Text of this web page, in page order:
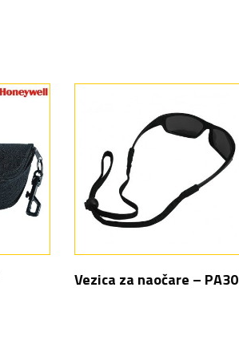
Vezica za naočare – PA30